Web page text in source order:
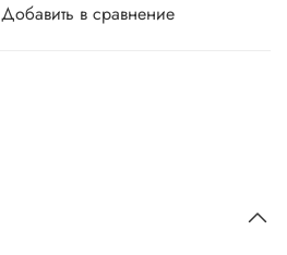
Добавить в сравнение